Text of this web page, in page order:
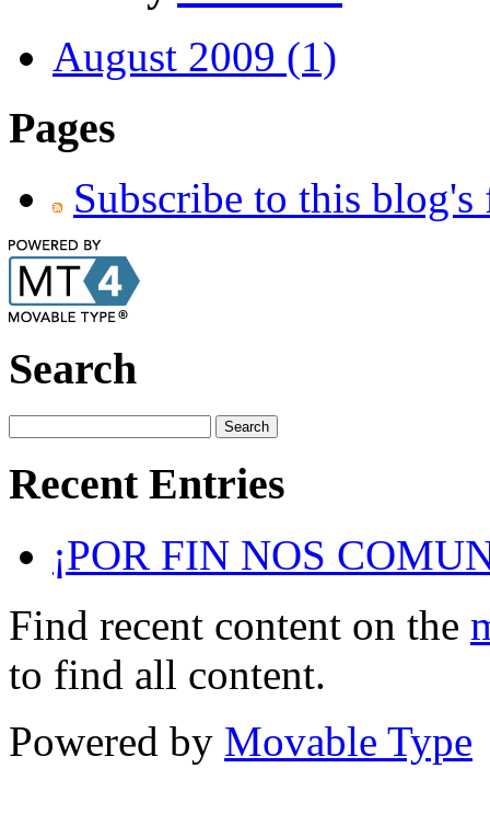
August 2009 (1)
Pages
Subscribe to this blog's
Search
Recent Entries
¡POR FIN NOS
Find recent content on the
to find all content.
Powered by Movable Type